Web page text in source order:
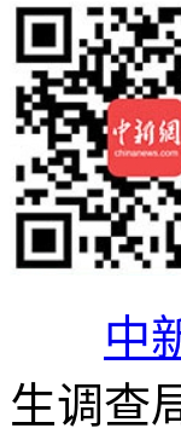
中
生调查